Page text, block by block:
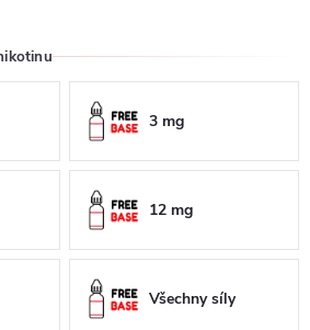
3 mg
12 mg
Všechny síly